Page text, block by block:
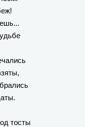
тосты